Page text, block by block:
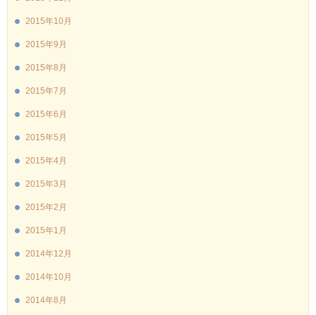
2015年10月
2015年9月
2015年8月
2015年7月
2015年6月
2015年5月
2015年4月
2015年3月
2015年2月
2015年1月
2014年12月
2014年10月
2014年8月